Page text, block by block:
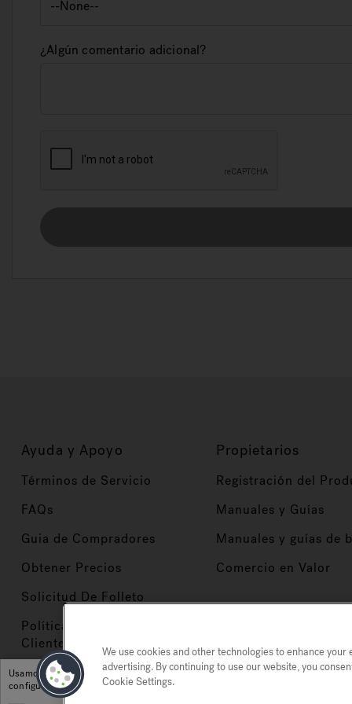
¿Algún comentario adicional?
Ayuda y Apoyo
Términos de Servicio
FAQs
Guia de Compradores
Obtener Precios
Solicitud De Folleto
Políticas de Servicio al
Cliente
Propietarios
Registración del
Manuales y Guías
Manuales y guías de
Comercio en Valor
Usamos cookies y otras tecnologías para mejorar su experiencia, para
configuración de cookies.
We use cookies and other technologies to enhance
advertising. By continuing to use our website, you
Cookie Settings.